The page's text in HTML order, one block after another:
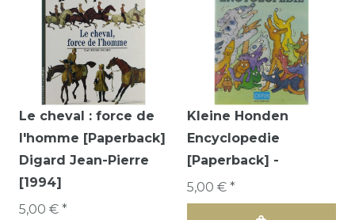
Le cheval : force de
l'homme [Paperback]
Digard Jean-Pierre
[1994]
5,00 € *
Kleine Honden
Encyclopedie
[Paperback] -
5,00 € *